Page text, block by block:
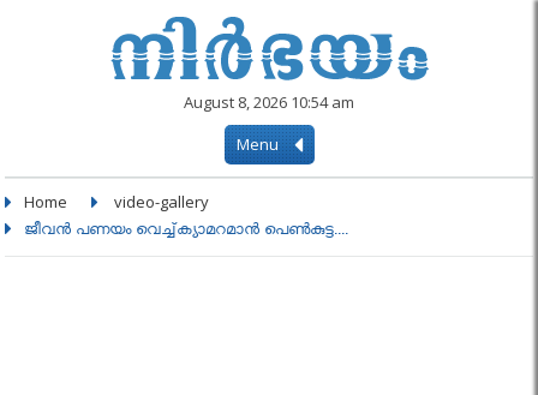
August 8, 2026 10:54 am
Menu
Home video-gallery
ജീവന്‍ പണയം വെച്ച്ക്യാമറമാന്‍ പെണ്‍കുട്ട....